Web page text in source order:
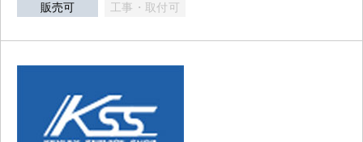
販売可 工事・取付可